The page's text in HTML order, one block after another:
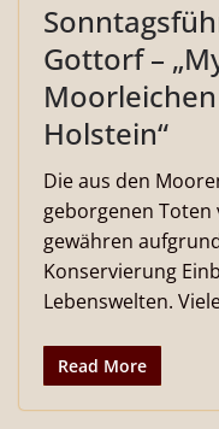
Gottorf –
Holstein“
Die aus den
geborgenen
gewähren
Konservierung
Lebenswelten.
Read More